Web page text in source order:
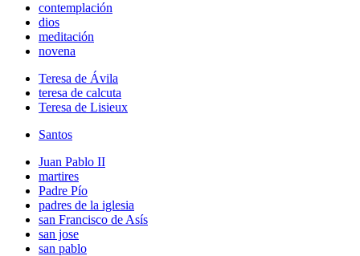
contemplación
dios
meditación
novena
Teresa de Ávila
teresa de calcuta
Teresa de Lisieux
Santos
Juan Pablo II
martires
Padre Pío
padres de la iglesia
san Francisco de Asís
san jose
san pablo